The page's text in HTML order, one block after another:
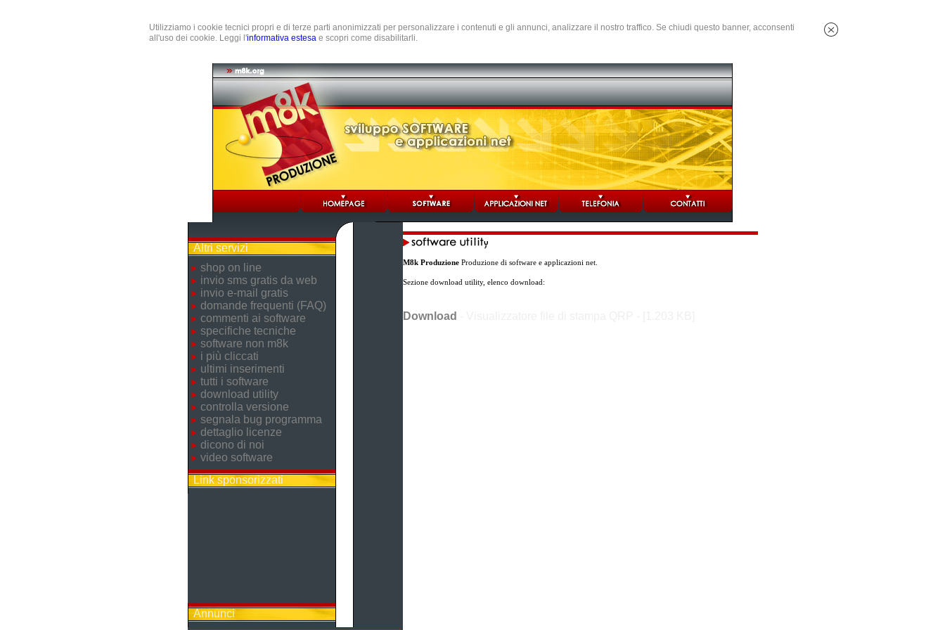
Utilizziamo i cookie tecnici propri e di terze parti anonimizzati per personalizzare i contenuti e gli annunci, analizzare il nostro traffico. Se chiudi questo banner, acconsenti
all'uso dei cookie. Leggi l'informativa estesa e scopri come disabilitarli.
Altri servizi
shop on line
invio sms gratis da web
invio e-mail gratis
domande frequenti (FAQ)
commenti ai software
specifiche tecniche
software non m8k
i più cliccati
ultimi inserimenti
tutti i software
download utility
controlla versione
segnala bug programma
dettaglio licenze
dicono di noi
video software
Link sponsorizzati
Annunci
M8k ProduzioneProduzione di software e applicazioni net.
Sezione download utility, elenco download:
Download